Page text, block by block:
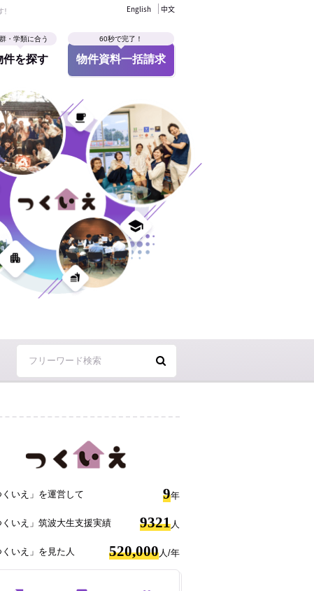
English 中文
・学類に合う
件を探す
60秒で完了！
物件資料一括請求
くいえ」を運営して 9年
くいえ」筑波大生支援実績 9321 人
くいえ」を見た人 520,000 人/年